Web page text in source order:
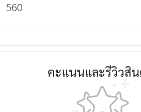
560
คะแนนและรีวิวสิ